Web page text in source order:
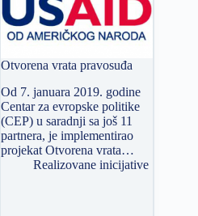
Otvorena vrata pravosuđa
Od 7. januara 2019. godine
Centar za evropske politike
(CEP) u saradnji sa još 11
partnera, je implementirao
projekat Otvorena vrata…
Realizovane inicijative